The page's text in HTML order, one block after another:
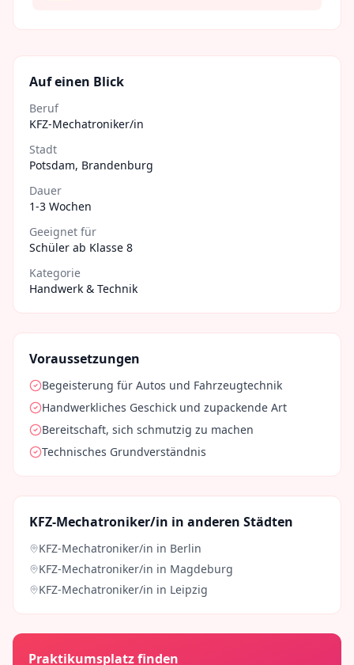
Auf einen Blick
Beruf
KFZ-Mechatroniker/in
Stadt
Potsdam, Brandenburg
Dauer
1-3 Wochen
Geeignet für
Schüler ab Klasse 8
Kategorie
Handwerk & Technik
Voraussetzungen
Begeisterung für Autos und Fahrzeugtechnik
Handwerkliches Geschick und zupackende Art
Bereitschaft, sich schmutzig zu machen
Technisches Grundverständnis
KFZ-Mechatroniker/in in anderen Städten
KFZ-Mechatroniker/in in Berlin
KFZ-Mechatroniker/in in Magdeburg
KFZ-Mechatroniker/in in Leipzig
Praktikumsplatz finden